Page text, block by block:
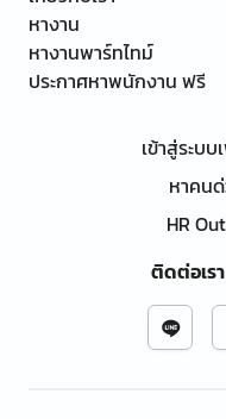
หางาน
หางานพาร์ทไทม์
ประกาศหาพนักงาน ฟรี
เข้าสู่ระบ
หาคนด่
HR
ติดต่อเรา